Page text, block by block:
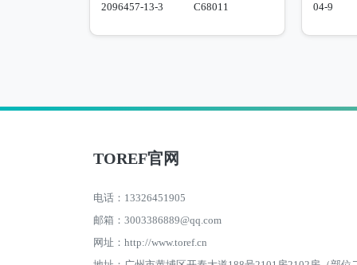
2096457-13-3
C68011
04-9
TOREF官网
电话：13326451905
邮箱：3003386889@qq.com
网址：http://www.toref.cn